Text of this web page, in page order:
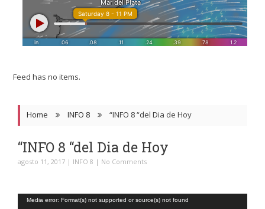
Feed has no items.
Home INFO 8 “INFO 8 “del Dia de Hoy
“INFO 8 “del Dia de Hoy
agosto 11, 2017 | INFO 8 | No Comments
Reproductor
Media error: Format(s) not supported or source(s) not found